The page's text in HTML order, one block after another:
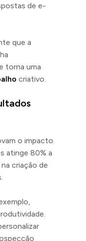
de e-
que a
torna uma
criativo.
o impacto.
atinge 80% a
na criação de